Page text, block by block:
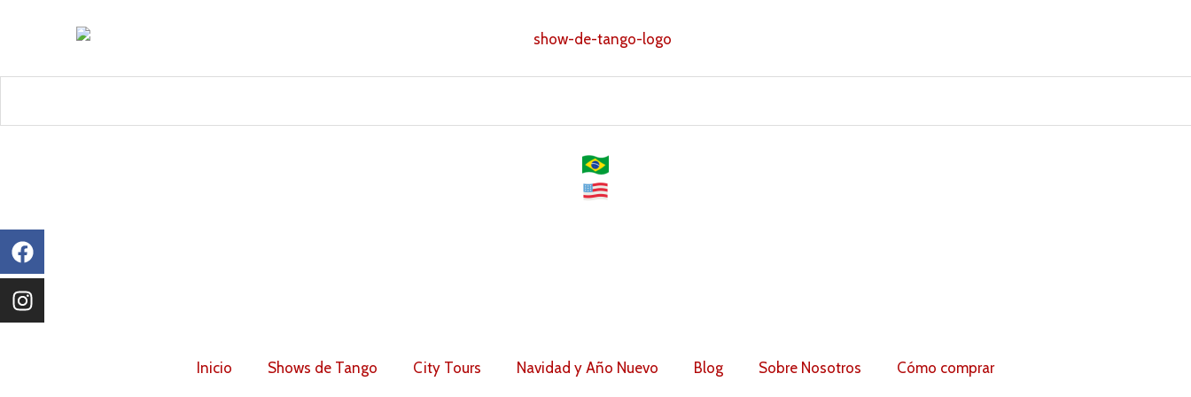
Facebook
Instagram
Inicio Shows de Tango City Tours Navidad y Año Nuevo Blog Sobre Nosotros Cómo comprar